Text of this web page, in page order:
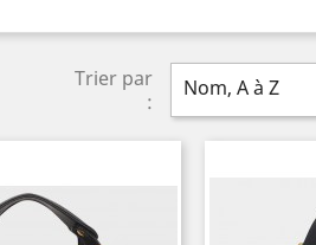
Trier par
:
Nom, A à Z